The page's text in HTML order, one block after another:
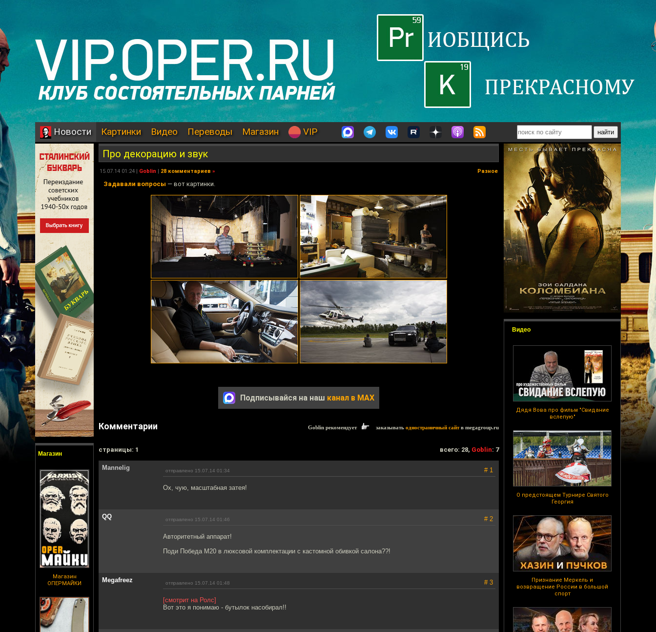
Новости Картинки Видео Переводы Магазин VIP
Магазин
Магазин
ОПЕРМАЙКИ
Видео
Дядя Вова про фильм "Свидание
вслепую"
О предстоящем Турнире Святого
Георгия
Признание Меркель и
возвращение России в большой
спорт
Про декорацию и звук
15.07.14 01:24 | Goblin | 28 комментариев » Разное
Задавали вопросы — вот картинки.
Подписывайся на наш канал в MAX
Комментарии Goblin рекомендует заказывать одностраничный сайтв megagroup.ru
cтраницы: 1 всего: 28, Goblin: 7
Mannelig отправлено 15.07.14 01:34 # 1
Ох, чую, масштабная затея!
QQ отправлено 15.07.14 01:46 # 2
Авторитетный аппарат!
Поди Победа М20 в люксовой комплектации с кастомной обивкой салона??!
Megafreez отправлено 15.07.14 01:48 # 3
[смотрит на Ролс]
Вот это я понимаю - бутылок насобирал!!